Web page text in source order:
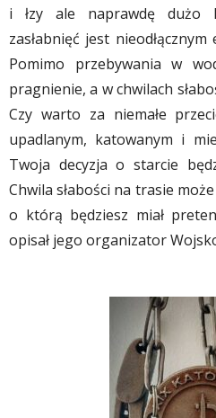
i łzy ale naprawdę dużo
zasłabnięć jest
Pomimo przebywania w
pragnienie, a w chwilach
Czy warto za niemałe
upadlanym, katowanym i
Twoja decyzja o starcie
Chwila słabości na trasie
o którą będziesz miał
opisał jego organizator